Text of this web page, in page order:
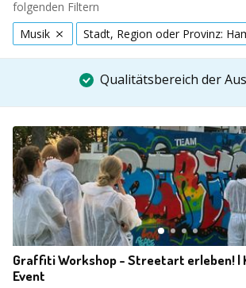
folgenden Filtern
Musik
Stadt, Region oder Provinz:
Qualitätsbereich der
Graffiti Workshop - Streetart erleben! |
Event